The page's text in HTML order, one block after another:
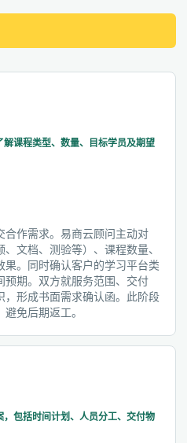
课程类型、数量、目标学员及期望
合作需求。易商云顾问主动对
文档、测验等）、课程数量、
果。同时确认客户的学习平台类
预期。双方就服务范围、交付
，形成书面需求确认函。此阶段
免后期返工。
包括时间计划、人员分工、交付物